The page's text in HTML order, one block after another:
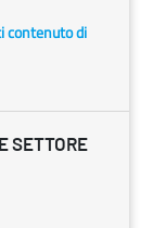
contenuto di
SETTORE